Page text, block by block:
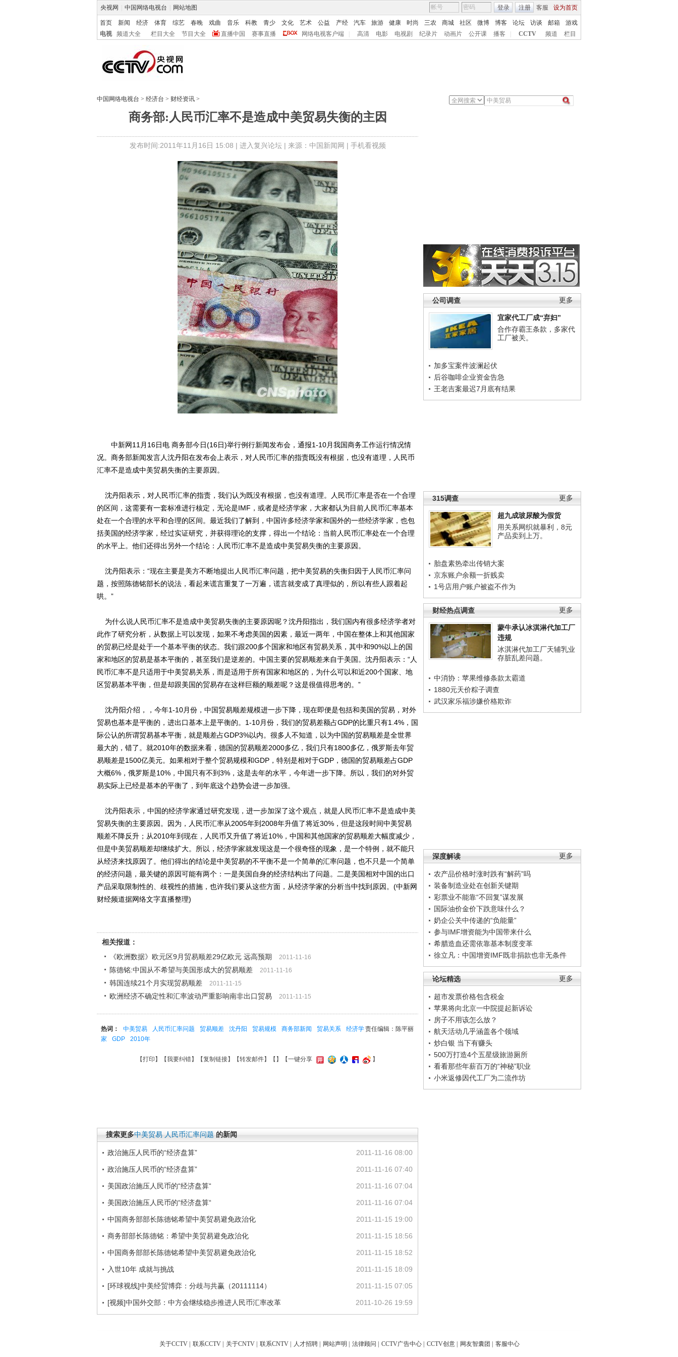
央视网 中国网络电视台 网站地图 客服 设为首页
登录 注册
首页 新闻 经济 体育 综艺 春晚 戏曲 音乐 科教 青少 文化 艺术 公益 产经 汽车 旅游 健康 时尚 三农 商城 社区 微博 博客 论坛 访谈 邮箱
游戏
电视
频道大全 栏目大全 节目大全 直播中国 赛事直播 网络电视客户端 高清 电影 电视剧 纪录片 动画片 公开课 播客 CCTV 频道 栏目
中国网络电视台 > 经济台 > 财经资讯 >
商务部:人民币汇率不是造成中美贸易失衡的主因
发布时间:2011年11月16日 15:08 | 进入复兴论坛| 来源：中国新闻网 | 手机看视频
更多
公司调查
宜家代工厂成“弃妇”
合作存霸王条款，多家代
工厂被关。
加多宝案件波澜起伏
后谷咖啡企业资金告急
王老吉案最迟7月底有结果
更多
315调查
超九成玻尿酸为假货
用关系网织就暴利，8元
产品卖到上万。
胎盘素热牵出传销大案
京东账户余额一折贱卖
1号店用户账户被盗不作为
更多
财经热点调查
蒙牛承认冰淇淋代加工厂
违规
冰淇淋代加工厂天辅乳业
存脏乱差问题。
中消协：苹果维修条款太霸道
1880元天价粽子调查
武汉家乐福涉嫌价格欺诈
更多
深度解读
农产品价格时涨时跌有“解药”吗
装备制造业处在创新关键期
彩票业不能靠“不回复”谋发展
国际油价金价下跌意味什么？
奶企公关中传递的“负能量”
参与IMF增资能为中国带来什么
希腊造血还需依靠基本制度变革
徐立凡：中国增资IMF既非捐款也非无条件
更多
论坛精选
超市发票价格包含税金
苹果将向北京一中院提起新诉讼
房子不用该怎么放？
航天活动几乎涵盖各个领域
炒白银 当下有赚头
500万打造4个五星级旅游厕所
看看那些年薪百万的“神秘”职业
小米返修因代工厂为二流作坊
中新网11月16日电 商务部今日(16日)举行例行新闻发布会，通报1-10月我国商务工作运行情况情
况。商务部新闻发言人沈丹阳在发布会上表示，对人民币汇率的指责既没有根据，也没有道理，人民币
汇率不是造成中美贸易失衡的主要原因。
沈丹阳表示，对人民币汇率的指责，我们认为既没有根据，也没有道理。人民币汇率是否在一个合理
的区间，这需要有一套标准进行核定，无论是IMF，或者是经济学家，大家都认为目前人民币汇率基本
处在一个合理的水平和合理的区间。最近我们了解到，中国许多经济学家和国外的一些经济学家，也包
括美国的经济学家，经过实证研究，并获得理论的支撑，得出一个结论：当前人民币汇率处在一个合理
的水平上。他们还得出另外一个结论：人民币汇率不是造成中美贸易失衡的主要原因。
沈丹阳表示：“现在主要是美方不断地提出人民币汇率问题，把中美贸易的失衡归因于人民币汇率问
题，按照陈德铭部长的说法，看起来谎言重复了一万遍，谎言就变成了真理似的，所以有些人跟着起
哄。”
为什么说人民币汇率不是造成中美贸易失衡的主要原因呢？沈丹阳指出，我们国内有很多经济学者对
此作了研究分析，从数据上可以发现，如果不考虑美国的因素，最近一两年，中国在整体上和其他国家
的贸易已经是处于一个基本平衡的状态。我们跟200多个国家和地区有贸易关系，其中和90%以上的国
家和地区的贸易是基本平衡的，甚至我们是逆差的。中国主要的贸易顺差来自于美国。沈丹阳表示：“人
民币汇率不是只适用于中美贸易关系，而是适用于所有国家和地区的，为什么可以和近200个国家、地
区贸易基本平衡，但是却跟美国的贸易存在这样巨额的顺差呢？这是很值得思考的。”
沈丹阳介绍，，今年1-10月份，中国贸易顺差规模进一步下降，现在即便是包括和美国的贸易，对外
贸易也基本是平衡的，进出口基本上是平衡的。1-10月份，我们的贸易差额占GDP的比重只有1.4%，国
际公认的所谓贸易基本平衡，就是顺差占GDP3%以内。很多人不知道，以为中国的贸易顺差是全世界
最大的，错了。就2010年的数据来看，德国的贸易顺差2000多亿，我们只有1800多亿，俄罗斯去年贸
易顺差是1500亿美元。如果相对于整个贸易规模和GDP，特别是相对于GDP，德国的贸易顺差占GDP
大概6%，俄罗斯是10%，中国只有不到3%，这是去年的水平，今年进一步下降。所以，我们的对外贸
易实际上已经是基本的平衡了，到年底这个趋势会进一步加强。
沈丹阳表示，中国的经济学家通过研究发现，进一步加深了这个观点，就是人民币汇率不是造成中美
贸易失衡的主要原因。因为，人民币汇率从2005年到2008年升值了将近30%，但是这段时间中美贸易
顺差不降反升；从2010年到现在，人民币又升值了将近10%，中国和其他国家的贸易顺差大幅度减少，
但是中美贸易顺差却继续扩大。所以，经济学家就发现这是一个很奇怪的现象，是一个特例，就不能只
从经济来找原因了。他们得出的结论是中美贸易的不平衡不是一个简单的汇率问题，也不只是一个简单
的经济问题，最关键的原因可能有两个：一是美国自身的经济结构出了问题。二是美国相对中国的出口
产品采取限制性的、歧视性的措施，也许我们要从这些方面，从经济学家的分析当中找到原因。(中新网
财经频道据网络文字直播整理)
相关报道：
《欧洲数据》欧元区9月贸易顺差29亿欧元 远高预期
2011-11-16
陈德铭:中国从不希望与美国形成大的贸易顺差 2011-11-16
韩国连续21个月实现贸易顺差 2011-11-15
欧洲经济不确定性和汇率波动严重影响南非出口贸易 2011-11-15
责任编辑：陈平丽
热词： 中美贸易 人民币汇率问题 贸易顺差 沈丹阳 贸易规模 商务部新闻 贸易关系
经济学
家
GDP 2010年
【打印 】【我要纠错】【复制链接】【转发邮件】【 】 【一键分享 】
搜索更多中美贸易 人民币汇率问题 的新闻
2011-11-16 08:00
政治施压人民币的“经济盘算”
2011-11-16 07:40
政治施压人民币的“经济盘算”
2011-11-16 07:04
美国政治施压人民币的“经济盘算“
2011-11-16 07:04
美国政治施压人民币的“经济盘算“
2011-11-15 19:00
中国商务部部长陈德铭希望中美贸易避免政治化
2011-11-15 18:56
商务部部长陈德铭：希望中美贸易避免政治化
2011-11-15 18:52
中国商务部部长陈德铭希望中美贸易避免政治化
2011-11-15 18:09
入世10年 成就与挑战
2011-11-15 07:05
[环球视线]中美经贸博弈：分歧与共赢（20111114）
2011-10-26 19:59
[视频]中国外交部：中方会继续稳步推进人民币汇率改革
关于CCTV 联系CCTV 关于CNTV 联系CNTV 人才招聘 网站声明 法律顾问 CCTV广告中心 CCTV创意 网友智囊团 客服中心